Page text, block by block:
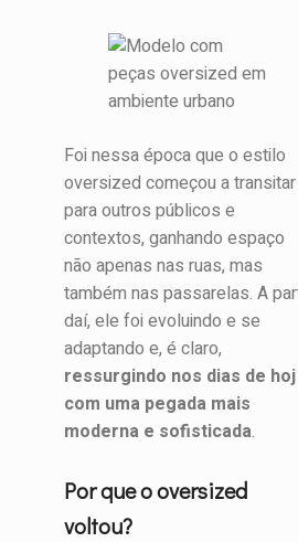
Foi nessa época que o estilo
oversized começou a transitar
para outros públicos e
contextos, ganhando espaço
não apenas nas ruas, mas
também nas passarelas. A
daí, ele foi evoluindo e se
adaptando e, é claro,
ressurgindo nos dias de
com uma pegada mais
moderna e sofisticada.
Por que o oversized
voltou?